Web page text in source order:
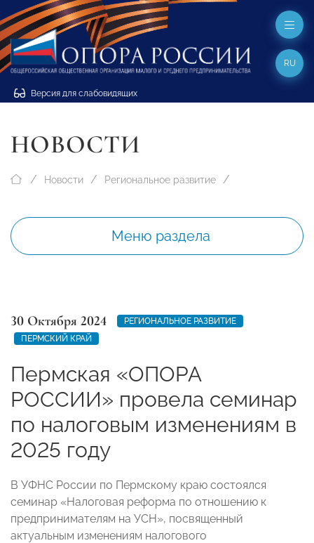
Версия для слабовидящих
RU
НОВОСТИ
Новости Региональное развитие
Меню раздела
30 Октября 2024
РЕГИОНАЛЬНОЕ РАЗВИТИЕ
ПЕРМСКИЙ КРАЙ
Пермская «ОПОРА
РОССИИ» провела семинар
по налоговым изменениям в
2025 году
В УФНС России по Пермскому краю состоялся
семинар «Налоговая реформа по отношению к
предпринимателям на УСН», посвященный
актуальным изменениям налогового